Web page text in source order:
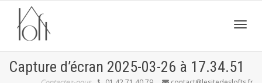
Capture d’écran 2025-03-26 à 17.34.51